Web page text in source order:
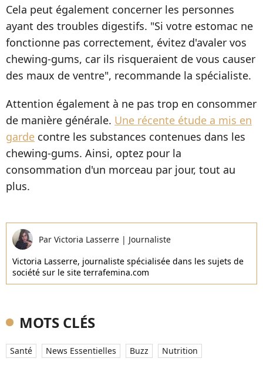
Cela peut également concerner les personnes
ayant des troubles digestifs. "Si votre estomac ne
fonctionne pas correctement, évitez d'avaler vos
chewing-gums, car ils risqueraient de vous causer
des maux de ventre", recommande la spécialiste.
Attention également à ne pas trop en consommer
de manière générale. Une récente étude a mis en
garde contre les substances contenues dans les
chewing-gums. Ainsi, optez pour la
consommation d'un morceau par jour, tout au
plus.
Par Victoria Lasserre | Journaliste
Victoria Lasserre, journaliste spécialisée dans les sujets de
société sur le site terrafemina.com
MOTS CLÉS
Santé News Essentielles Buzz Nutrition